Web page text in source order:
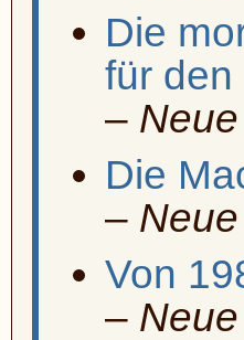
Die
für
–
Die
–
Von
–